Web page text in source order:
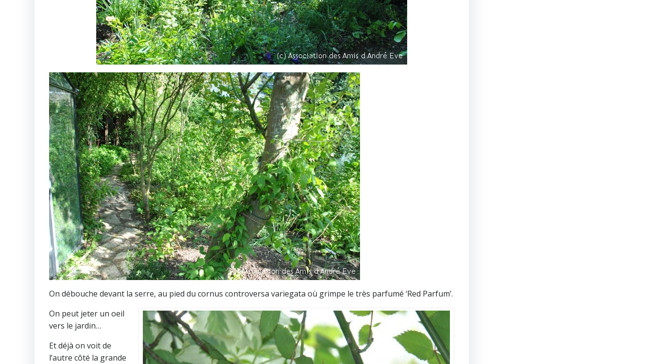
On débouche devant la serre, au pied du cornus controversa variegata où grimpe le très parfumé ‘Red Parfum’.
On peut jeter un oeil
vers le jardin…
Et déjà on voit de
l’autre côté la grande